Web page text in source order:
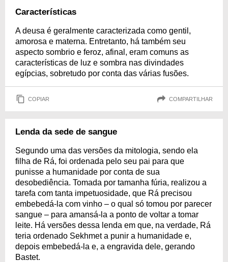
Características
A deusa é geralmente caracterizada como gentil,
amorosa e materna. Entretanto, há também seu
aspecto sombrio e feroz, afinal, eram comuns as
características de luz e sombra nas divindades
egípcias, sobretudo por conta das várias fusões.
COPIAR COMPARTILHAR
Lenda da sede de sangue
Segundo uma das versões da mitologia, sendo ela
filha de Rá, foi ordenada pelo seu pai para que
punisse a humanidade por conta de sua
desobediência. Tomada por tamanha fúria, realizou a
tarefa com tanta impetuosidade, que Rá precisou
embebedá-la com vinho – o qual só tomou por parecer
sangue – para amansá-la a ponto de voltar a tomar
leite. Há versões dessa lenda em que, na verdade, Rá
teria ordenado Sekhmet a punir a humanidade e,
depois embebedá-la e, a engravida dele, gerando
Bastet.